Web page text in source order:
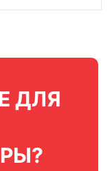
ДЛЯ